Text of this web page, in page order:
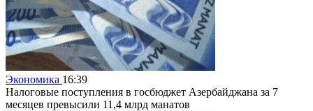
Экономика 16:39
Налоговые поступления в госбюджет Азербайджана за 7
месяцев превысили 11,4 млрд манатов